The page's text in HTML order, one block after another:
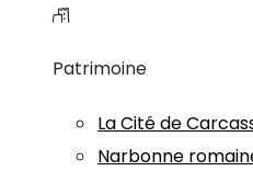
Patrimoine
La Cité de
Narbonne